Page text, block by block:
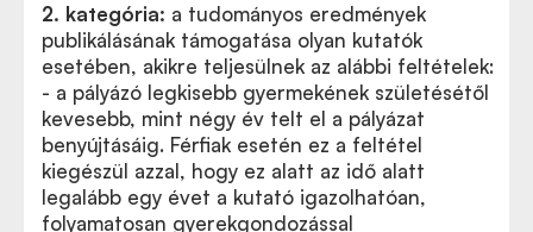
2. kategória: a tudományos eredmények
publikálásának támogatása olyan kutatók
esetében, akikre teljesülnek az alábbi feltételek:
- a pályázó legkisebb gyermekének születésétől
kevesebb, mint négy év telt el a pályázat
benyújtásáig. Férfiak esetén ez a feltétel
kiegészül azzal, hogy ez alatt az idő alatt
legalább egy évet a kutató igazolhatóan,
folyamatosan gyerekgondozással